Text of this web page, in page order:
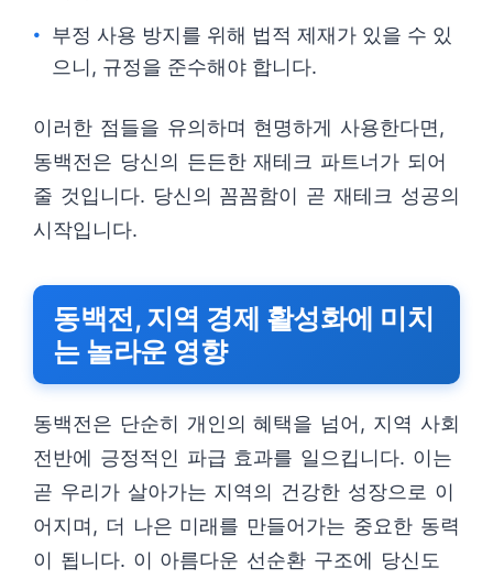
부정 사용 방지를 위해 법적 제재가 있을 수 있
으니, 규정을 준수해야 합니다.
이러한 점들을 유의하며 현명하게 사용한다면,
동백전은 당신의 든든한 재테크 파트너가 되어
줄 것입니다. 당신의 꼼꼼함이 곧 재테크 성공의
시작입니다.
동백전, 지역 경제 활성화에 미치
는 놀라운 영향
동백전은 단순히 개인의 혜택을 넘어, 지역 사회
전반에 긍정적인 파급 효과를 일으킵니다. 이는
곧 우리가 살아가는 지역의 건강한 성장으로 이
어지며, 더 나은 미래를 만들어가는 중요한 동력
이 됩니다. 이 아름다운 선순환 구조에 당신도